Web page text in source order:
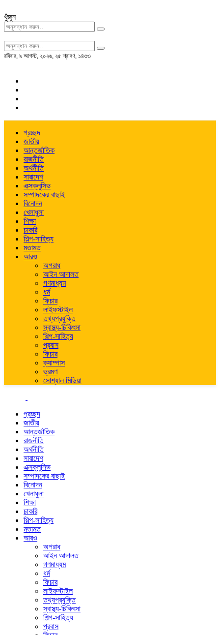
খুঁজুন
রবিবার, ৯ আগস্ট, ২০২৬, ২৫ শ্রাবণ, ১৪৩৩
প্রচ্ছদ
জাতীয়
আন্তর্জাতিক
রাজনীতি
অর্থনীতি
সারাদেশ
এক্সক্লুসিভ
সম্পাদকের বাছাই
বিনোদন
খেলাধুলা
শিক্ষা
চাকরি
শিল্প-সাহিত্য
মতামত
আরও
অপরাধ
আইন আদালত
গণমাধ্যম
ধর্ম
ফিচার
লাইফস্টাইল
তথ্যপ্রযুক্তি
স্বাস্থ্য-চিকিৎসা
শিল্প-সাহিত্য
প্রবাস
ফিচার
ক্যাম্পাস
ভ্রমণ
সোশ্যাল মিডিয়া
প্রচ্ছদ
জাতীয়
আন্তর্জাতিক
রাজনীতি
অর্থনীতি
সারাদেশ
এক্সক্লুসিভ
সম্পাদকের বাছাই
বিনোদন
খেলাধুলা
শিক্ষা
চাকরি
শিল্প-সাহিত্য
মতামত
আরও
অপরাধ
আইন আদালত
গণমাধ্যম
ধর্ম
ফিচার
লাইফস্টাইল
তথ্যপ্রযুক্তি
স্বাস্থ্য-চিকিৎসা
শিল্প-সাহিত্য
প্রবাস